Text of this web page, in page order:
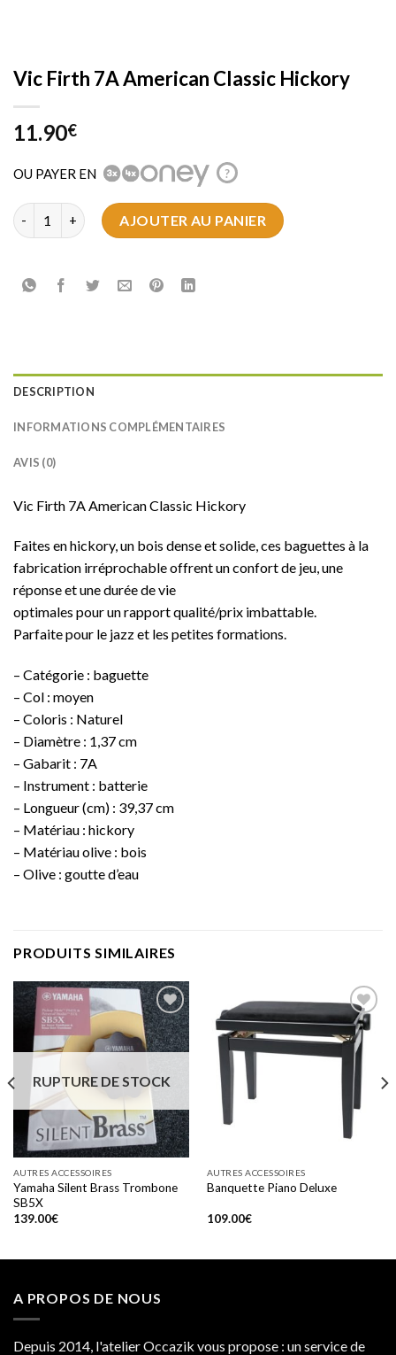
Vic Firth 7A American Classic Hickory
11.90€
OU PAYER EN ?
quantité de Vic Firth 7A American Classic Hickory
AJOUTER AU PANIER
DESCRIPTION
INFORMATIONS COMPLÉMENTAIRES
AVIS (0)
Vic Firth 7A American Classic Hickory
Faites en hickory, un bois dense et solide, ces baguettes à la
fabrication irréprochable offrent un confort de jeu, une
réponse et une durée de vie
optimales pour un rapport qualité/prix imbattable.
Parfaite pour le jazz et les petites formations.
– Catégorie : baguette
– Col : moyen
– Coloris : Naturel
– Diamètre : 1,37 cm
– Gabarit : 7A
– Instrument : batterie
– Longueur (cm) : 39,37 cm
– Matériau : hickory
– Matériau olive : bois
– Olive : goutte d’eau
PRODUITS SIMILAIRES
RUPTURE DE STOCK
AUTRES ACCESSOIRES
Yamaha Silent Brass Trombone
SB5X
139.00€
Add to
wishlist
AUTRES ACCESSOIRES
Banquette Piano Deluxe
109.00€
A PROPOS DE NOUS
Depuis 2014, l'atelier Occazik vous propose : un service de